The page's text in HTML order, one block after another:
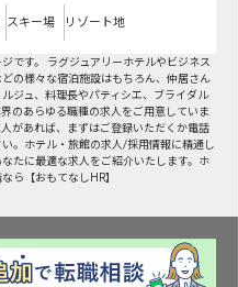
スキー場 リゾート地
です。 ラグジュアリーホテルやビジネス
の様々な宿泊施設はもちろん、仲居さん
ジュ、料理長やパティシエ、ブライダル
のあらゆる職種の求人をご用意していま
があれば、まずはご登録いただくか電話
。ホテル・旅館の求人/採用情報に精通し
たに最適な求人をご紹介いたします。ホ
ら【おもてなしHR】